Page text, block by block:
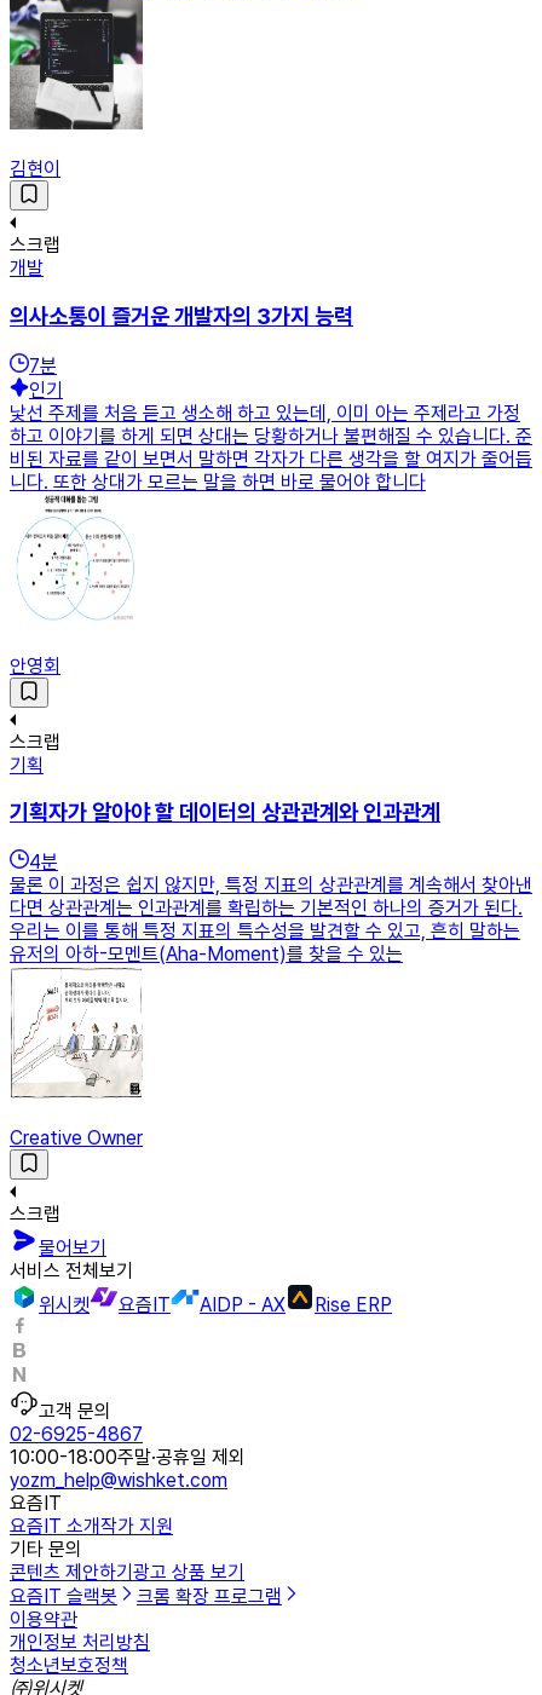
김현이
스크랩
개발
의사소통이 즐거운 개발자의 3가지 능력
7분
인기
낯선 주제를 처음 듣고 생소해 하고 있는데, 이미 아는 주제라고 가정
하고 이야기를 하게 되면 상대는 당황하거나 불편해질 수 있습니다. 준
비된 자료를 같이 보면서 말하면 각자가 다른 생각을 할 여지가 줄어듭
니다. 또한 상대가 모르는 말을 하면 바로 물어야 합니다
안영회
스크랩
기획
기획자가 알아야 할 데이터의 상관관계와 인과관계
4분
물론 이 과정은 쉽지 않지만, 특정 지표의 상관관계를 계속해서 찾아낸
다면 상관관계는 인과관계를 확립하는 기본적인 하나의 증거가 된다.
우리는 이를 통해 특정 지표의 특수성을 발견할 수 있고, 흔히 말하는
유저의 아하-모멘트(Aha-Moment)를 찾을 수 있는
Creative Owner
스크랩
물어보기
서비스 전체보기
위시켓
요즘IT AIDP - AX Rise ERP
고객 문의
02-6925-4867
10:00-18:00주말·공휴일 제외
yozm_help@wishket.com
요즘IT
요즘IT 소개작가 지원
기타 문의
콘텐츠 제안하기 광고 상품 보기
요즘IT 슬랙봇
크롬 확장 프로그램
이용약관
개인정보 처리방침
청소년보호정책
㈜위시켓